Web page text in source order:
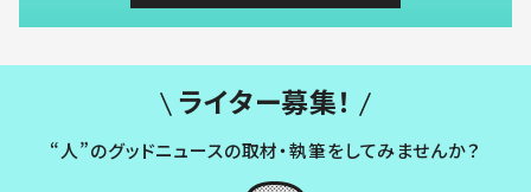
ライター募集！
“人”のグッドニュースの取材・執筆をしてみませんか？